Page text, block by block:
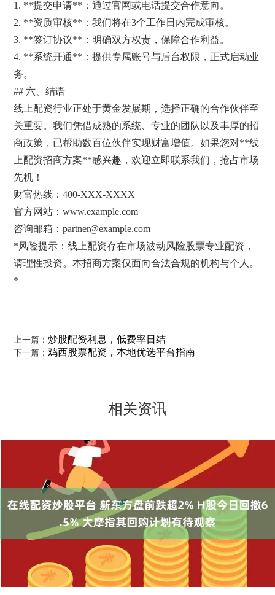
1. **提交申请**：通过官网或电话提交合作意向。
2. **资质审核**：我们将在3个工作日内完成审核。
3. **签订协议**：明确双方权责，保障合作利益。
4. **系统开通**：提供专属账号与后台权限，正式启动业
务。
## 六、结语
线上配资行业正处于黄金发展期，选择正确的合作伙伴至
关重要。我们凭借成熟的系统、专业的团队以及丰厚的招
商政策，已帮助数百位伙伴实现财富增值。如果您对**线
上配资招商方案**感兴趣，欢迎立即联系我们，抢占市场
先机！
财富热线：400-XXX-XXXX
官方网站：www.example.com
咨询邮箱：partner@example.com
*风险提示：线上配资存在市场波动风险股票专业配资，
请理性投资。本招商方案仅面向合法合规的机构与个人。
*
上一篇：炒股配资利息，低费率日结
下一篇：鸡西股票配资，本地优选平台指南
相关资讯